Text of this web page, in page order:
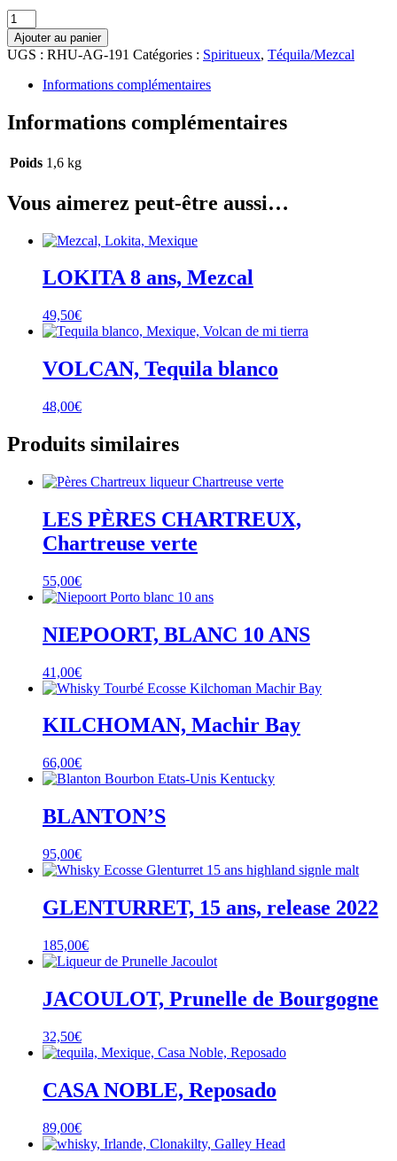
quantité
de
400
CONEJOS
Ajouter au panier
UGS : RHU-AG-191 Catégories : Spiritueux, Téquila/Mezcal
Informations complémentaires
Informations complémentaires
Poids 1,6 kg
Vous aimerez peut-être aussi…
LOKITA 8 ans, Mezcal
49,50€
VOLCAN, Tequila blanco
48,00€
Produits similaires
LES PÈRES CHARTREUX,
Chartreuse verte
55,00€
NIEPOORT, BLANC 10 ANS
41,00€
KILCHOMAN, Machir Bay
66,00€
BLANTON’S
95,00€
GLENTURRET, 15 ans, release 2022
185,00€
JACOULOT, Prunelle de Bourgogne
32,50€
CASA NOBLE, Reposado
89,00€